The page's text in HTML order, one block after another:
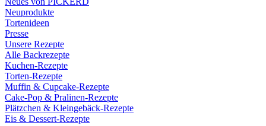
Neuprodukte
Tortenideen
Presse
Unsere Rezepte
Alle Backrezepte
Kuchen-Rezepte
Torten-Rezepte
Muffin & Cupcake-Rezepte
Cake-Pop & Pralinen-Rezepte
Plätzchen & Kleingebäck-Rezepte
Eis & Dessert-Rezepte